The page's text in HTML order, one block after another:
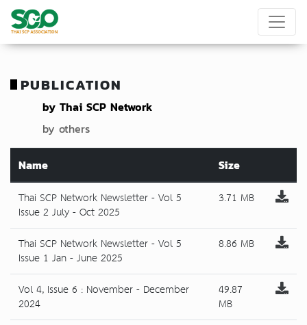
PUBLICATION
by Thai SCP Network
by others
Name Size
Thai SCP Network Newsletter - Vol 5
Issue 2 July - Oct 2025
3.71 MB
Thai SCP Network Newsletter - Vol 5
Issue 1 Jan - June 2025
8.86 MB
Vol 4, Issue 6 : November - December
2024
49.87
MB